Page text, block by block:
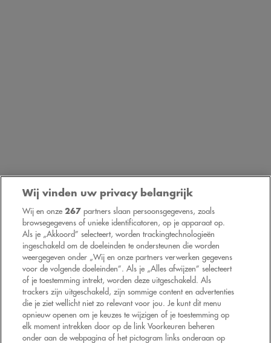
De programmatic-benadering van Gamned!, dat is:
EEN BENADERING OP MAAT
MET DE MEEST RELEVANTE
TECHNOLOGIEEN EN FORMATEN
Wij vinden uw privacy belangrijk
Wij en onze267 partners slaan persoonsgegevens, zoals
browsegegevens of unieke identificatoren, op je apparaat op.
Als je „Akkoord” selecteert, worden trackingtechnologieën
ingeschakeld om de doeleinden te ondersteunen die worden
weergegeven onder „Wij en onze partners verwerken gegevens
voor de volgende doeleinden”. Als je „Alles afwijzen” selecteert
of je toestemming intrekt, worden deze uitgeschakeld. Als
trackers zijn uitgeschakeld, zijn sommige content en advertenties
die je ziet wellicht niet zo relevant voor jou. Je kunt dit menu
opnieuw openen om je keuzes te wijzigen of je toestemming op
elk moment intrekken door op de link Voorkeuren beheren
onder aan de webpagina of het pictogram links onderaan op